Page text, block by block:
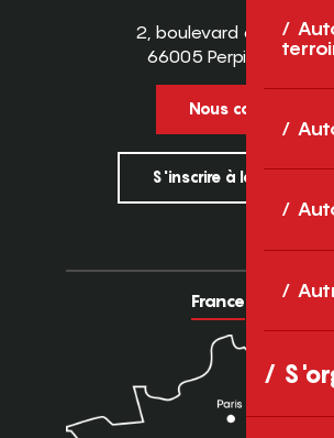
2, boulevard des
66005 Perpignan
Nous contacter
S'inscrire à la newsletter
France Europe